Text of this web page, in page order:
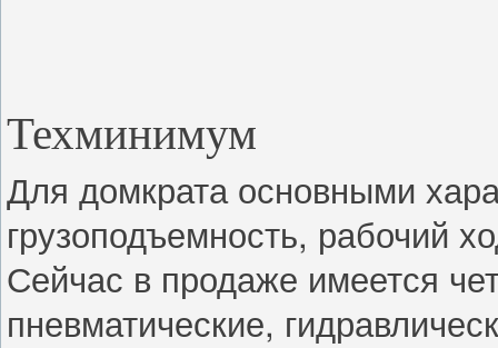
Техминимум
Для домкрата основными
грузоподъемность, рабочий
Сейчас в продаже имеется
пневматические,